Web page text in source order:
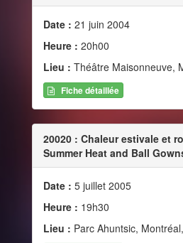
Date : 21 juin 2004
Heure : 20h00
Lieu : Théâtre Maisonneuve,
Fiche détaillée
20020 : Chaleur estivale et
Summer Heat and Ball
Date : 5 juillet 2005
Heure : 19h30
Lieu : Parc Ahuntsic,